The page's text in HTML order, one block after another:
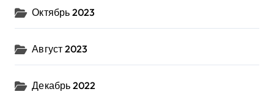
Октябрь 2023
Август 2023
Декабрь 2022